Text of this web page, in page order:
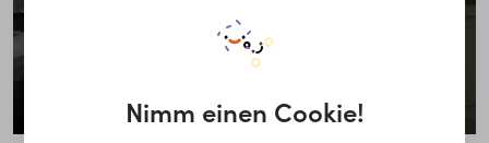
Nimm einen Cookie!